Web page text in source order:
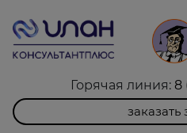
Горячая линия: 8
заказать